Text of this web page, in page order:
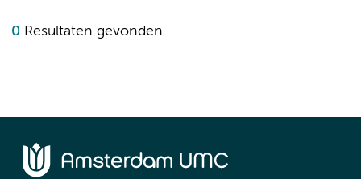
0 Resultaten gevonden